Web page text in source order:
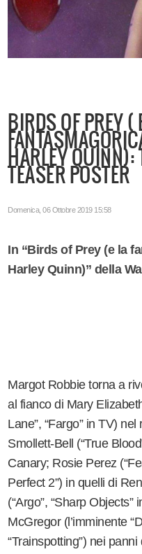
BIRDS OF PREY (
HARLEY QUINN):
TEASER POSTER
Domenica, 06 Ottobre 2019 15:58
In “Birds of Prey (e la
Harley Quinn)” della
Margot Robbie torna a
al fianco di Mary
Lane”, “Fargo” in TV)
Smollett-Bell (“True
Canary; Rosie Perez
Perfect 2”) in quelli di
(“Argo”, “Sharp
McGregor (l’imminente
“Trainspotting”) nei